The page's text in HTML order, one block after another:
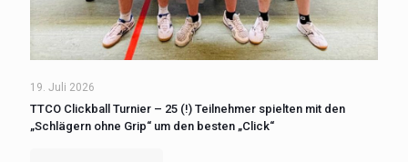
19. Juli 2026
TTCO Clickball Turnier – 25 (!) Teilnehmer spielten mit den
„Schlägern ohne Grip“ um den besten „Click“